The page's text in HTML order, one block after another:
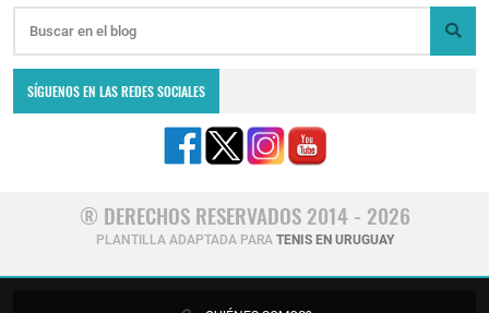
SÍGUENOS EN LAS REDES SOCIALES
® DERECHOS RESERVADOS 2014 - 2026
PLANTILLA ADAPTADA PARA TENIS EN URUGUAY